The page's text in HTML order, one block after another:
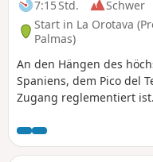
7:15 Std.
Schwer
Start in La Orotava
Palmas)
An den Hängen des
Spaniens, dem Pico del
Zugang reglementiert ist.